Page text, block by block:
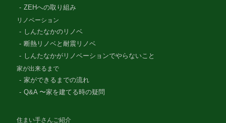
ZEHへの取り組み
リノベーション
しんたなかのリノベ
断熱リノベと耐震リノベ
しんたなかがリノベーションでやらないこと
家が出来るまで
家ができるまでの流れ
Q&A 〜家を建てる時の疑問
住まい手さんご紹介